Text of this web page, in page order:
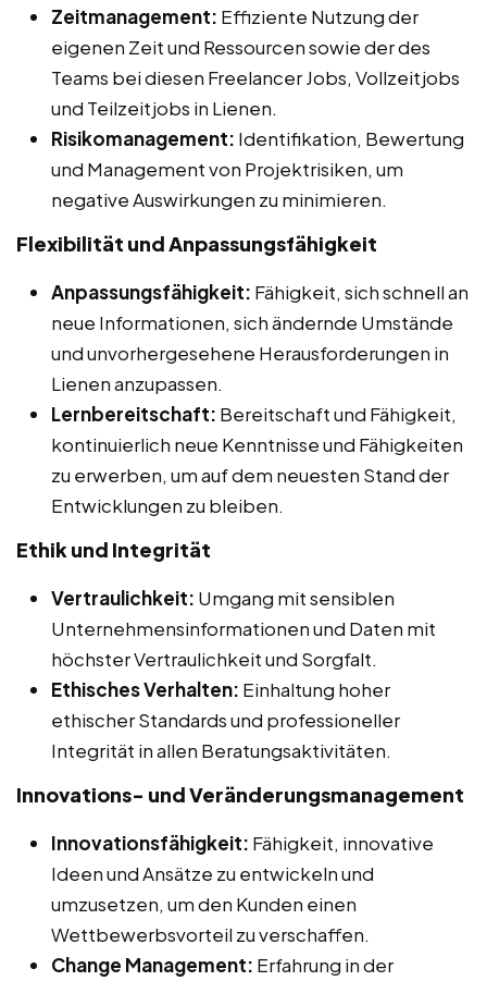
Zeitmanagement: Effiziente Nutzung der
eigenen Zeit und Ressourcen sowie der des
Teams bei diesen Freelancer Jobs, Vollzeitjobs
und Teilzeitjobs in Lienen.
Risikomanagement: Identifikation, Bewertung
und Management von Projektrisiken, um
negative Auswirkungen zu minimieren.
Flexibilität und Anpassungsfähigkeit
Anpassungsfähigkeit: Fähigkeit, sich schnell an
neue Informationen, sich ändernde Umstände
und unvorhergesehene Herausforderungen in
Lienen anzupassen.
Lernbereitschaft: Bereitschaft und Fähigkeit,
kontinuierlich neue Kenntnisse und Fähigkeiten
zu erwerben, um auf dem neuesten Stand der
Entwicklungen zu bleiben.
Ethik und Integrität
Vertraulichkeit: Umgang mit sensiblen
Unternehmensinformationen und Daten mit
höchster Vertraulichkeit und Sorgfalt.
Ethisches Verhalten: Einhaltung hoher
ethischer Standards und professioneller
Integrität in allen Beratungsaktivitäten.
Innovations- und Veränderungsmanagement
Innovationsfähigkeit: Fähigkeit, innovative
Ideen und Ansätze zu entwickeln und
umzusetzen, um den Kunden einen
Wettbewerbsvorteil zu verschaffen.
Change Management: Erfahrung in der